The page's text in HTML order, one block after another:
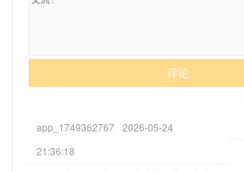
评论
app_1749362767 2026-05-24
21:36:18